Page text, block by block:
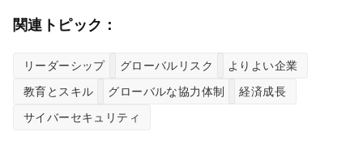
関連トピック：
リーダーシップ グローバルリスク
よりよい企業
教育とスキル
グローバルな協力体制
経済成長
サイバーセキュリティ